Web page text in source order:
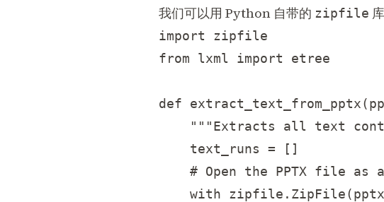
我们可以用 Python 自带的 zipfile
import zipfile
from lxml import etree
def
"""Extracts all text
    text_runs = []
# Open the PPTX file as
with